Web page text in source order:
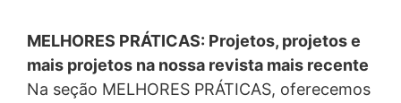
MELHORES PRÁTICAS: Projetos, projetos e
mais projetos na nossa revista mais recente
Na seção MELHORES PRÁTICAS, oferecemos